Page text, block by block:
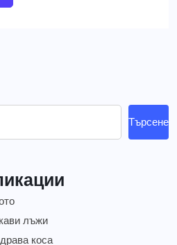
Търсене
лъжи
коса